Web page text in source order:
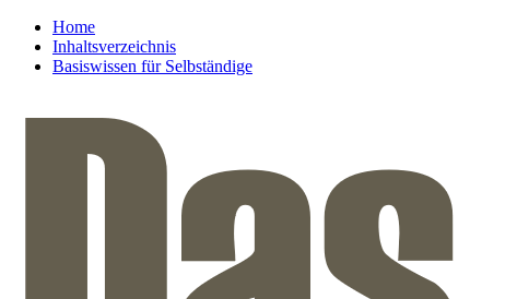
Home
Inhaltsverzeichnis
Basiswissen für Selbständige